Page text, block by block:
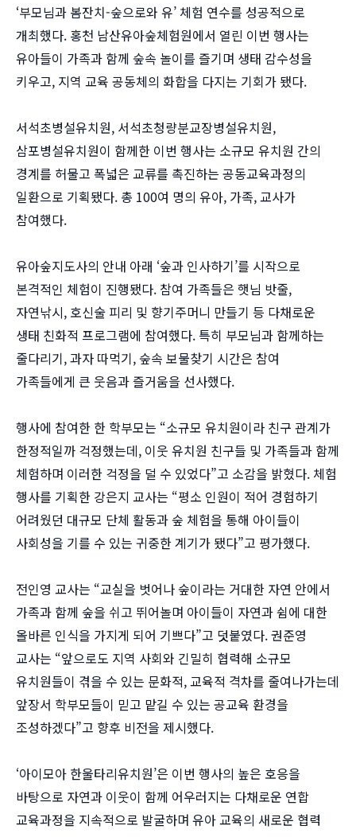
‘부모님과 봄잔치-숲으로와 유’ 체험 연수를 성공적으로
개최했다. 홍천 남산유아숲체험원에서 열린 이번 행사는
유아들이 가족과 함께 숲속 놀이를 즐기며 생태 감수성을
키우고, 지역 교육 공동체의 화합을 다지는 기회가 됐다.
서석초병설유치원, 서석초청량분교장병설유치원,
삼포병설유치원이 함께한 이번 행사는 소규모 유치원 간의
경계를 허물고 폭넓은 교류를 촉진하는 공동교육과정의
일환으로 기획됐다. 총 100여 명의 유아, 가족, 교사가
참여했다.
유아숲지도사의 안내 아래 ‘숲과 인사하기’를 시작으로
본격적인 체험이 진행됐다. 참여 가족들은 햇님 밧줄,
자연낚시, 호신술 피리 및 향기주머니 만들기 등 다채로운
생태 친화적 프로그램에 참여했다. 특히 부모님과 함께하는
줄다리기, 과자 따먹기, 숲속 보물찾기 시간은 참여
가족들에게 큰 웃음과 즐거움을 선사했다.
행사에 참여한 한 학부모는 “소규모 유치원이라 친구 관계가
한정적일까 걱정했는데, 이웃 유치원 친구들 및 가족들과 함께
체험하며 이러한 걱정을 덜 수 있었다”고 소감을 밝혔다. 체험
행사를 기획한 강은지 교사는 “평소 인원이 적어 경험하기
어려웠던 대규모 단체 활동과 숲 체험을 통해 아이들이
사회성을 기를 수 있는 귀중한 계기가 됐다”고 평가했다.
전인영 교사는 “교실을 벗어나 숲이라는 거대한 자연 안에서
가족과 함께 숲을 쉬고 뛰어놀며 아이들이 자연과 쉼에 대한
올바른 인식을 가지게 되어 기쁘다”고 덧붙였다. 권준영
교사는 “앞으로도 지역 사회와 긴밀히 협력해 소규모
유치원들이 겪을 수 있는 문화적, 교육적 격차를 줄여나가는데
앞장서 학부모들이 믿고 맡길 수 있는 공교육 환경을
조성하겠다”고 향후 비전을 제시했다.
‘아이모아 한울타리유치원’은 이번 행사의 높은 호응을
바탕으로 자연과 이웃이 함께 어우러지는 다채로운 연합
교육과정을 지속적으로 발굴하며 유아 교육의 새로운 협력